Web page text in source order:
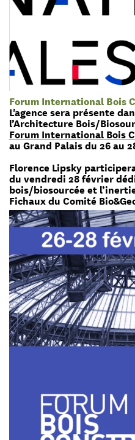
Forum International Bois
L'agence sera présente
l’Architecture Bois/
Forum International Bois
au Grand Palais du 26 au
Florence Lipsky
du vendredi 28 février
bois/biosourcée et
Fichaux du Comité